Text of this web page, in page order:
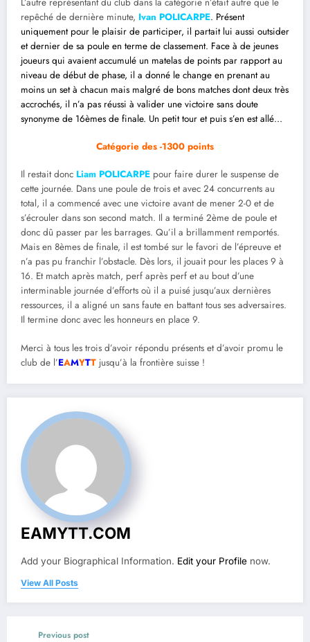
repêché de dernière minute, Ivan POLICARPE. Présent
uniquement pour le plaisir de participer, il partait lui aussi outsider
et dernier de sa poule en terme de classement. Face à de jeunes
joueurs qui avaient accumulé un matelas de points par rapport au
niveau de début de phase, il a donné le change en prenant au
moins un set à chacun mais malgré de bons matches dont deux très
accrochés, il n’a pas réussi à valider une victoire sans doute
synonyme de 16èmes de finale. Un petit tour et puis s’en est allé…
Catégorie des -1300 points
Il restait donc Liam POLICARPE pour faire durer le suspense de
cette journée. Dans une poule de trois et avec 24 concurrents au
total, il a commencé avec une victoire avant de mener 2-0 et de
s’écrouler dans son second match. Il a terminé 2ème de poule et
donc dû passer par les barrages. Qu’il a brillamment remportés.
Mais en 8èmes de finale, il est tombé sur le favori de l’épreuve et
n’a pas pu franchir l’obstacle. Dès lors, il jouait pour les places 9 à
16. Et match après match, perf après perf et au bout d’une
interminable journée d’efforts où il a puisé jusqu’aux dernières
ressources, il a aligné un sans faute en battant tous ses adversaires.
Il termine donc avec les honneurs en place 9.
Merci à tous les trois d’avoir répondu présents et d’avoir promu le
club de l’EAMYTT jusqu’à la frontière suisse !
EAMYTT.COM
Add your Biographical Information. Edit your Profile now.
View All Posts
Previous post